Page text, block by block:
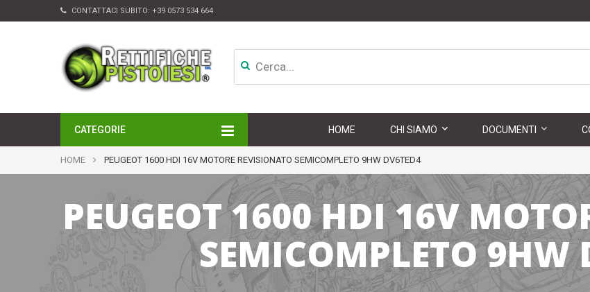
CONTATTACI SUBITO: +39 0573 534 664
CATEGORIE
APPARATI DI INIEZIONE
TURBINE
ALTRI ACCESSORI
HOME CHI SIAMO DOCUMENTI
HOME PEUGEOT 1600 HDI 16V MOTORE REVISIONATO SEMICOMPLETO 9HW DV6TED4
PEUGEOT 1600 HDI 16V
SEMICOMPLETO 9HW